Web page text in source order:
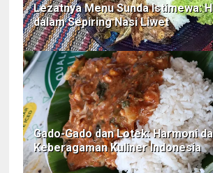
Lezatnya Menu Sunda Istimewa:
dalam Sepiring Nasi Liwet
Gado-Gado dan Lotek: Harmoni
Keberagaman Kuliner Indonesia